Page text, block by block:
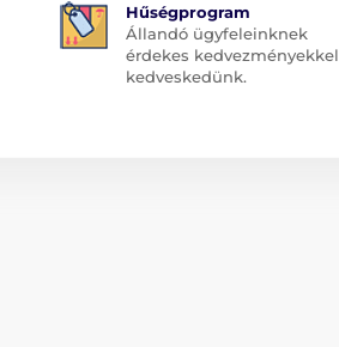
Hűségprogram
Állandó ügyfeleinknek
érdekes kedvezményekkel
kedveskedünk.